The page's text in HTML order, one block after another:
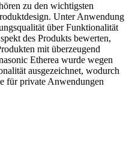
zu den wichtigsten
Unter Anwendung
über Funktionalität
des Produkts bewerten,
mit überzeugend
Etherea wurde wegen
ausgezeichnet, wodurch
für private Anwendungen